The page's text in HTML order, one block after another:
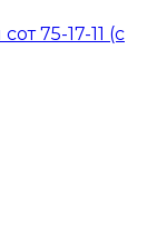
75-17-11 (с